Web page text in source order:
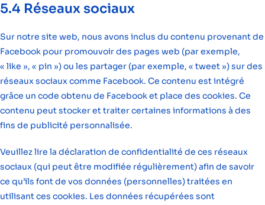
5.4 Réseaux sociaux
Sur notre site web, nous avons inclus du contenu provenant de
Facebook pour promouvoir des pages web (par exemple,
« like », « pin ») ou les partager (par exemple, « tweet ») sur des
réseaux sociaux comme Facebook. Ce contenu est intégré
grâce un code obtenu de Facebook et place des cookies. Ce
contenu peut stocker et traiter certaines informations à des
fins de publicité personnalisée.
Veuillez lire la déclaration de confidentialité de ces réseaux
sociaux (qui peut être modifiée régulièrement) afin de savoir
ce qu’ils font de vos données (personnelles) traitées en
utilisant ces cookies. Les données récupérées sont